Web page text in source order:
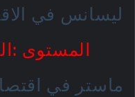
ليسانس في
المستوى
ماستر في